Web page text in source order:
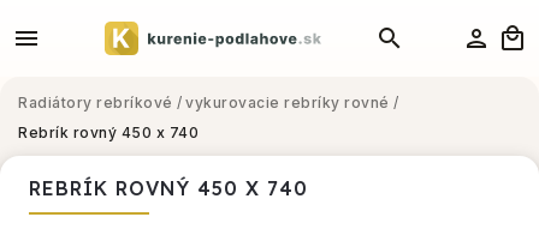
Radiátory rebríkové / vykurovacie rebríky rovné /
Rebrík rovný 450 x 740
REBRÍK ROVNÝ 450 X 740